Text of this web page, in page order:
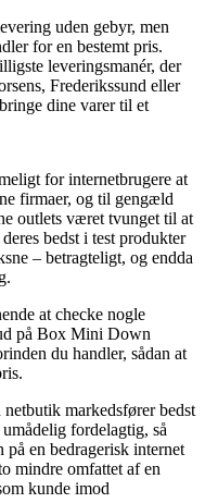
uden gebyr, men
for en bestemt pris.
leveringsmanér, der
Frederikssund eller
dine varer til et
for internetbrugere at
firmaer, og til gengæld
outlets været tvunget til at
bedst i test produkter
– betragteligt, og endda
at checke nogle
på Box Mini Down
du handler, sådan at
markedsfører bedst
fordelagtig, så
på en bedragerisk internet
mindre omfattet af en
kunde imod